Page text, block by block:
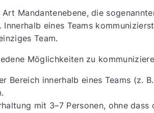
Mandantenebene, die
eines Teams
Team.
Möglichkeiten zu
Bereich innerhalb eines Teams (z.
mit 3–7 Personen, ohne